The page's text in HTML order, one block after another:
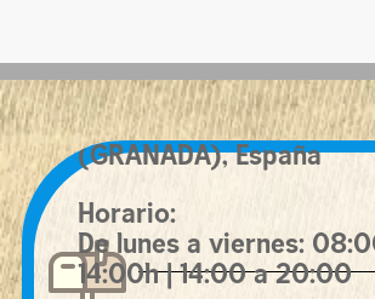
C/ San Pedro, 1, 18858
(GRANADA), España
Horario:
De lunes a viernes:
14:00h | 14:00 a 20:00